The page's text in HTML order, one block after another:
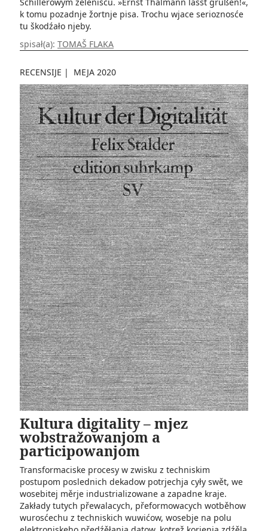
k tomu pozadnje žortnje pisa. Trochu wjace serioznosće
tu škodźało njeby.
spisał(a): TOMAŠ FLAKA
RECENSIJE | MEJA 2020
Kultura digitality – mjez
wobstražowanjom a
participowanjom
Transformaciske procesy w zwisku z techniskim
postupom poslednich dekadow potrjechja cyły swět, we
wosebitej měrje industrializowane a zapadne kraje.
Zakłady tutych přewalacych, přeformowacych wotběhow
wurosćechu z techniskich wuwićow, wosebje na polu